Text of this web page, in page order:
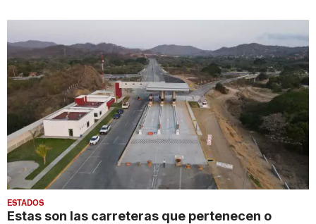
ESTADOS
Estas son las carreteras que pertenecen o